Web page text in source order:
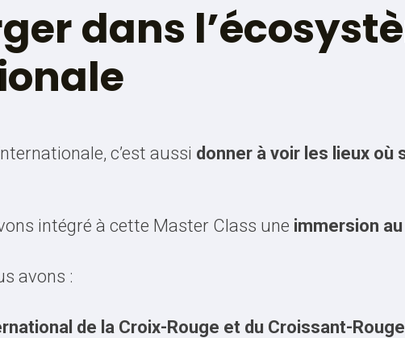
dans
c’est aussi donner à voir les lieux
intégré à cette Master Class une immersion
avons :
de la Croix-Rouge et du Croissant-Rouge